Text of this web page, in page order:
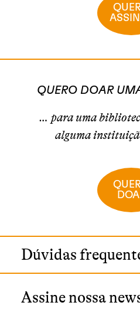
QUERO DOAR
… para uma
alguma
Dúvidas
Assine nossa